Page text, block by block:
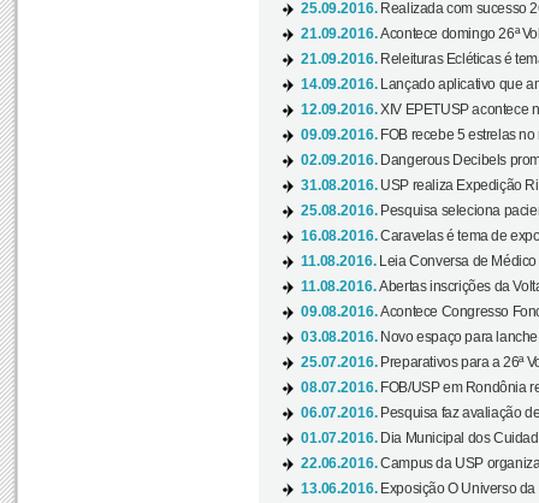
25.09.2016. Realizada com sucesso
21.09.2016.Acontece domingo 26ª
21.09.2016. Releituras Ecléticas é
14.09.2016.
Lançado aplicativo que
12.09.2016.XIV EPETUSP acontece
09.09.2016. FOB recebe 5 estrelas
02.09.2016. Dangerous Decibels
31.08.2016. USP realiza Expedição
25.08.2016. Pesquisa seleciona
16.08.2016.Caravelas é tema de
11.08.2016.
Leia Conversa de
11.08.2016.Abertas inscrições da
09.08.2016.Acontece Congresso
03.08.2016. Novo espaço para
25.07.2016. Preparativos para a 26ª
08.07.2016. FOB/USP em Rondônia
06.07.2016. Pesquisa faz avaliação
01.07.2016. Dia Municipal dos
22.06.2016.Campus da USP
13.06.2016. Exposição O Universo